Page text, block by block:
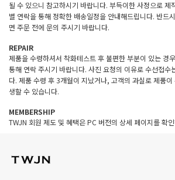
될 수 있으니 참고하시기 바랍니다. 부득이한 사정으로 제
별 연락을 통해 정확한 배송일정을 안내해드립니다. 반드
면 주문 전에 문의 주시기 바랍니다.
REPAIR
제품을 수령하셔서 착화테스트 후 불편한 부분이 있는 경
통해 연락 주시기 바랍니다. 사진 요청의 이유로 수선접수
다. 제품 수령 후 3개월이 지났거나, 고객의 과실로 제품
생할 수 있습니다.
MEMBERSHIP
TWJN 회원 제도 및 혜택은 PC 버전의 상세 페이지를 확